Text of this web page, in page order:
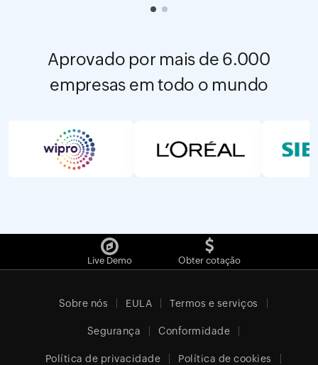
Aprovado por mais de 6.000
empresas em todo o mundo
Live Demo Obter cotação
Sobre nós EULA Termos e serviços
Segurança Conformidade
Política de privacidade Política de cookies